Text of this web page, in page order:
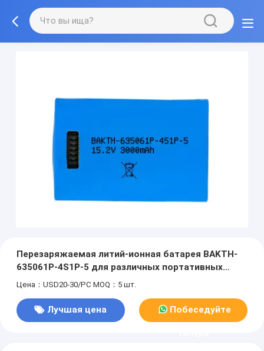
Перезаряжаемая литий-ионная батарея BAKTH-
635061P-4S1P-5 для различных портативных
устройств
Цена：USD20-30/PC MOQ：5 шт.
Лучшая цена Побеседуйте